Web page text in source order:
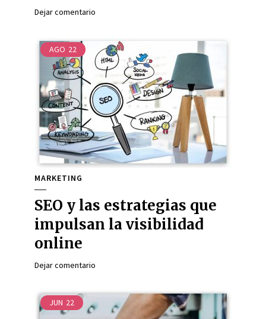
Dejar comentario
AGO 22
MARKETING
SEO y las estrategias que
impulsan la visibilidad
online
Dejar comentario
JUN 22